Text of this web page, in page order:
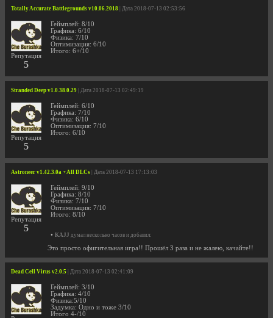
Totally Accurate Battlegrounds v10.06.2018 | Дата 2018-07-13 02:53:56
Репутация
5
Геймплей: 8/10
Графика: 6/10
Физика: 7/10
Оптимизация: 6/10
Итого: 6+/10
Stranded Deep v1.0.38.0.29 | Дата 2018-07-13 02:49:19
Репутация
5
Геймплей: 6/10
Графика: 7/10
Физика: 6/10
Оптимизация: 7/10
Итого: 6/10
Astroneer v1.42.3.0a + All DLCs | Дата 2018-07-13 17:13:03
Репутация
5
Геймплей: 9/10
Графика: 8/10
Физика: 7/10
Оптимизация: 7/10
Итого: 8/10
• KAJJ думал несколько часов и добавил:
Это просто офигительная игра!! Прошёл 3 раза и не жалею, качайте!!
Dead Cell Virus v2.0.5 | Дата 2018-07-13 02:41:09
Геймплей: 3/10
Графика: 4/10
Физика:5/10
Задумка: Одно и тоже 3/10
Итого 4-/10